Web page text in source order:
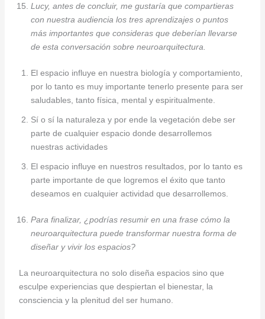
Lucy, antes de concluir, me gustaría que compartieras
con nuestra audiencia los tres aprendizajes o puntos
más importantes que consideras que deberían llevarse
de esta conversación sobre neuroarquitectura.
El espacio influye en nuestra biología y comportamiento,
por lo tanto es muy importante tenerlo presente para ser
saludables, tanto física, mental y espiritualmente.
Sí o sí la naturaleza y por ende la vegetación debe ser
parte de cualquier espacio donde desarrollemos
nuestras actividades
El espacio influye en nuestros resultados, por lo tanto es
parte importante de que logremos el éxito que tanto
deseamos en cualquier actividad que desarrollemos.
Para finalizar, ¿podrías resumir en una frase cómo la
neuroarquitectura puede transformar nuestra forma de
diseñar y vivir los espacios?
La neuroarquitectura no solo diseña espacios sino que
esculpe experiencias que despiertan el bienestar, la
consciencia y la plenitud del ser humano.